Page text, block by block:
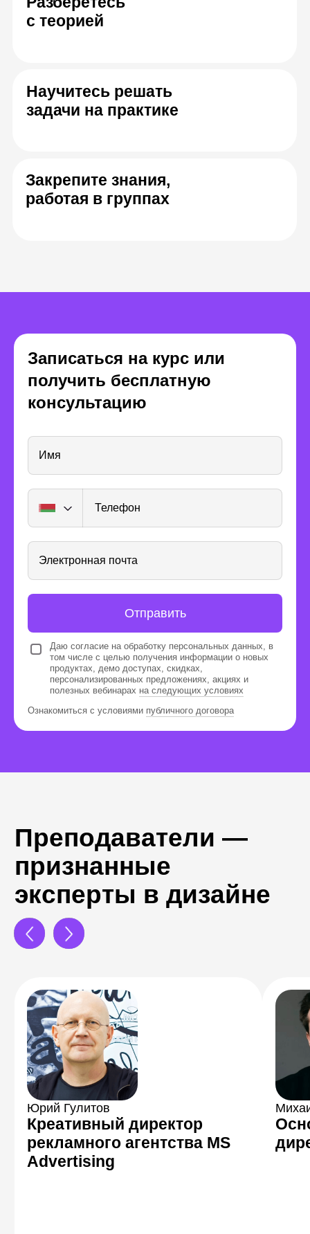
Записаться на курс или
получить бесплатную
консультацию
Имя
Телефон
Электронная почта
Отправить
Даю согласие на обработку персональных данных, в
том числе с целью получения информации о новых
продуктах, демо доступах, скидках,
персонализированных предложениях, акциях и
полезных вебинарах на следующих условиях
Ознакомиться с условиями публичного договора
Креативный директор
рекламного агентства MS
Advertising
Программа онлайн-
Трудоустройство
Начало
Профориентационный тест
Пройдете тест и получите ответ, какая
профессия вам подходит
Наш профориентационный тест
старается учитывать ваши личные
теста, будут вам максимально
близки по духу.
Знакомство с профессиями
Поймете особенности современных
практике
После профтеста вы сможете
подробнее узнать про те
профессии, которые больше всего
вам подходят. Для каждой
профессии подготовлен
интерактивный рассказ в виде
статей с видео, тестами и опытом
экспертов. Про каждую профессию
вы узнаете: чем занимаются
специалисты, сколько можно
заработать, где и как искать